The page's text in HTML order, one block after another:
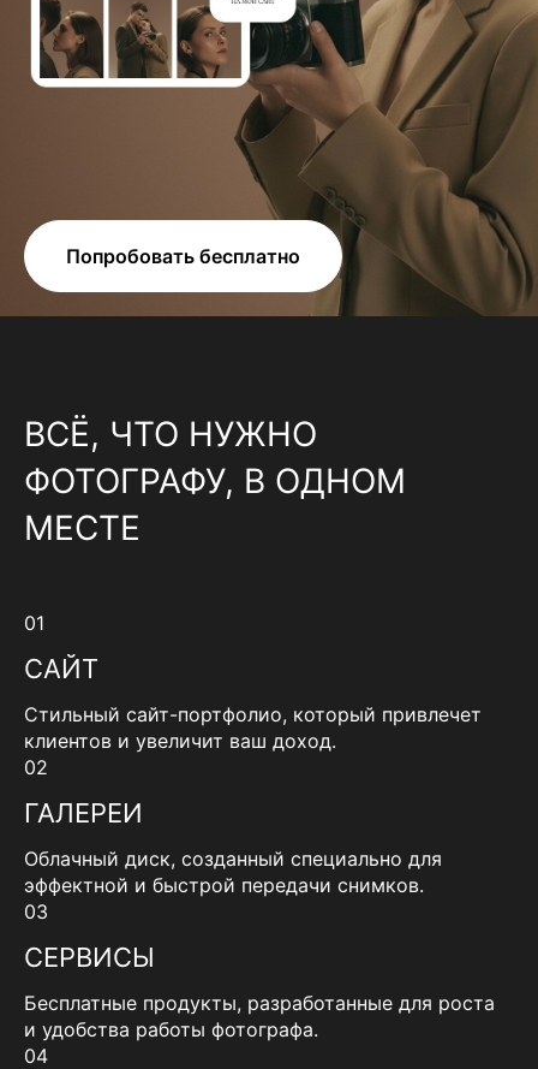
Попробовать бесплатно
ВСЁ, ЧТО НУЖНО
ФОТОГРАФУ, В ОДНОМ
МЕСТЕ
01
САЙТ
Стильный сайт-портфолио, который привлечет
клиентов и увеличит ваш доход.
02
ГАЛЕРЕИ
Облачный диск, созданный специально для
эффектной и быстрой передачи снимков.
03
СЕРВИСЫ
Бесплатные продукты, разработанные для роста
и удобства работы фотографа.
04